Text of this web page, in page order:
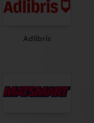
Adlibris